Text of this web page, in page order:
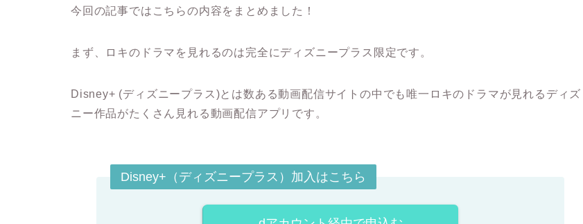
今回の記事ではこちらの内容をまとめました！
まず、ロキのドラマを見れるのは完全にディズニープラス限定です。
Disney+ (ディズニープラス)とは数ある動画配信サイトの中でも唯一ロキのドラマが見れるディズ
ニー作品がたくさん見れる動画配信アプリです。
Disney+（ディズニープラス）加入はこちら